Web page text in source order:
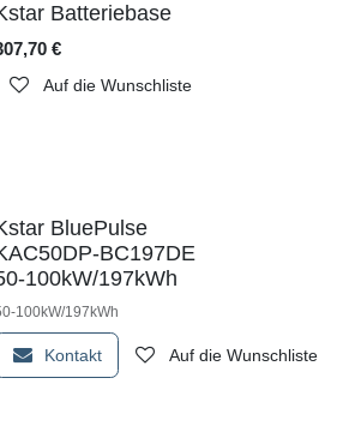
Batteriebase
€
Auf die Wunschliste
BluePulse
BC197DE
100kW/197kWh
100kW/197kWh
Kontakt Auf die Wunschliste